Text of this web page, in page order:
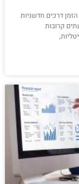
דרכים חדשניות
קרובות